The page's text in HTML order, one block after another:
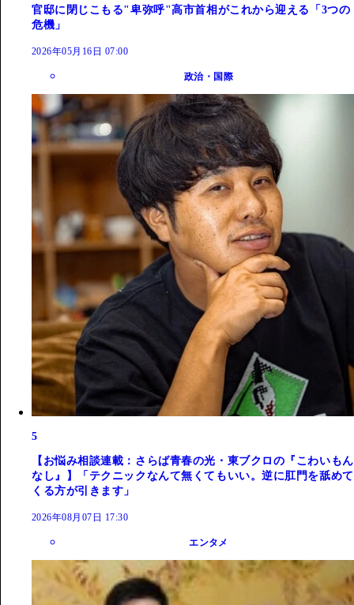
官邸に閉じこもる"卑弥呼"高市首相がこれから迎える「3つの
危機」
2026年05月16日 07:00
政治・国際
5
【お悩み相談連載：さらば青春の光・東ブクロの『こわいもん
なし』】「テクニックなんて無くてもいい。逆に肛門を舐めて
くる方が引きます」
2026年08月07日 17:30
エンタメ